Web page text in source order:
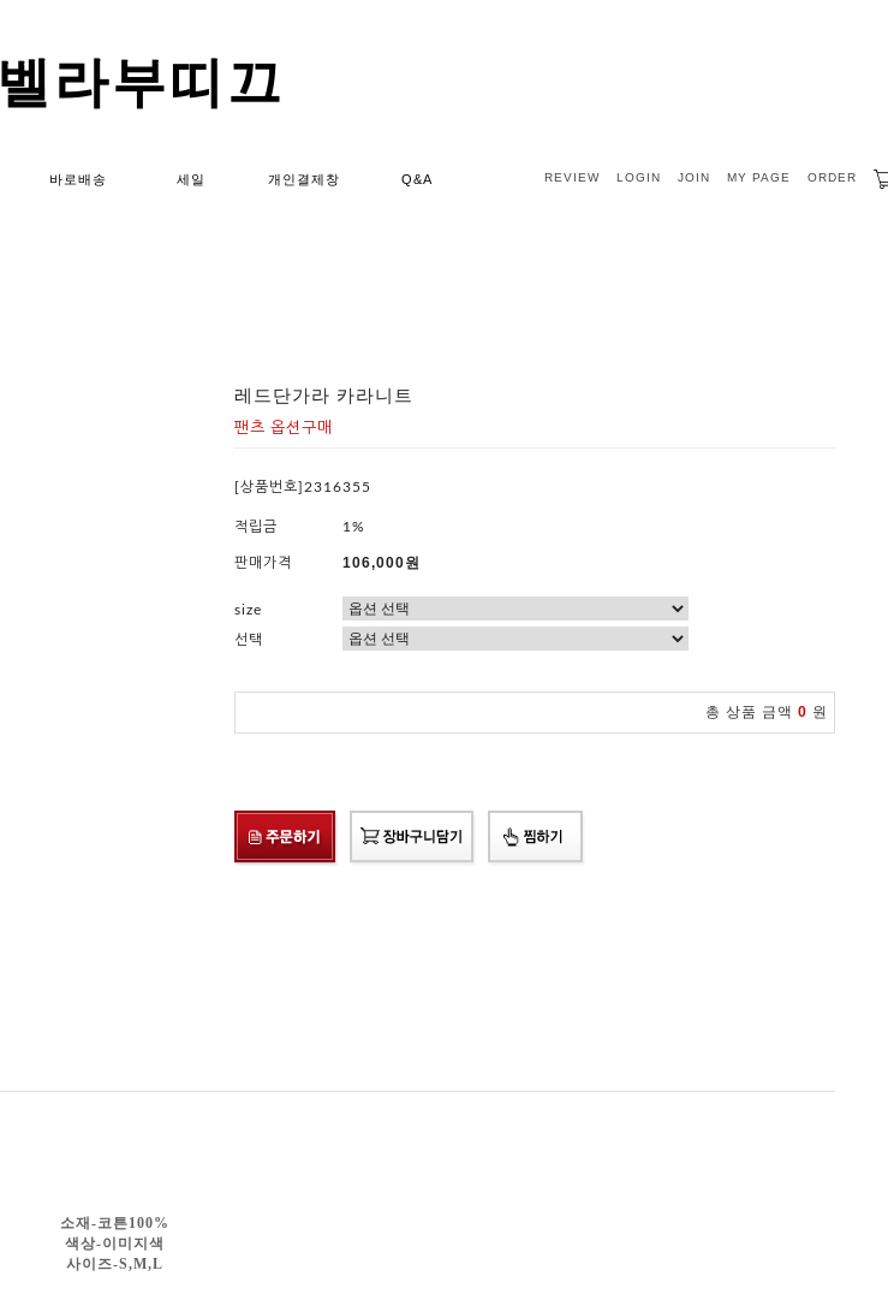
벨라부띠끄
REVIEW LOGIN JOIN MY PAGE ORDER
바로배송 세일 개인결제창 Q&A
레드단가라 카라니트
팬츠 옵션구매
[상품번호]2316355
적립금 1%
판매가격 106,000원
size
선택
총 상품 금액 0 원
소재-코튼100%
색상-이미지색
사이즈-S,M,L